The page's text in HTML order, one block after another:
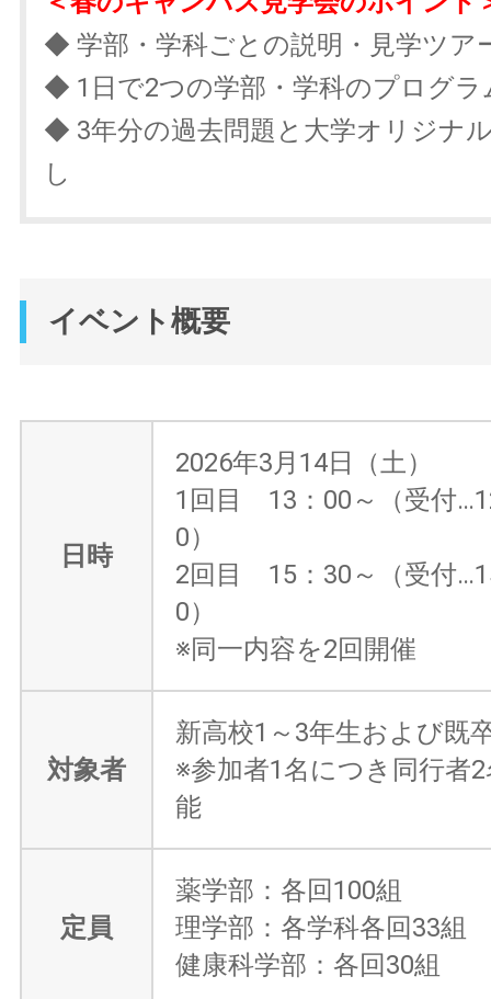
◆ 学部・学科ごとの説明・見学ツア
◆ 1日で2つの学部・学科のプログラ
◆ 3年分の過去問題と大学オリジナ
し
イベント概要
日時
2026年3月14日（土）
1回目 13：00～（受付
0）
2回目 15：30～（受付
0）
※同一内容を2回開催
対象者
新高校1～3年生および既
※参加者1名につき同行者
能
定員
薬学部：各回100組
理学部：各学科各回33組
健康科学部：各回30組